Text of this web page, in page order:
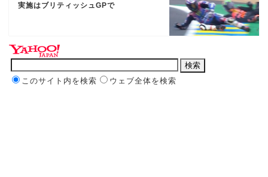
実施はブリティッシュGPで
このサイト内を検索 ウェブ全体を検索